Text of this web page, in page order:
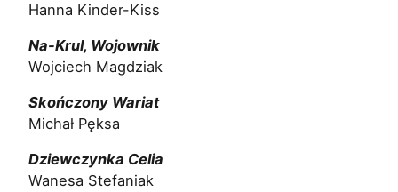
Hanna Kinder-Kiss
Na-Krul, Wojownik
Wojciech Magdziak
Skończony Wariat
Michał Pęksa
Dziewczynka Celia
Wanesa Stefaniak